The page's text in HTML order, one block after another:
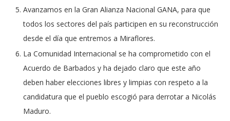
Avanzamos en la Gran Alianza Nacional GANA, para que
todos los sectores del país participen en su reconstrucción
desde el día que entremos a Miraflores.
La Comunidad Internacional se ha comprometido con el
Acuerdo de Barbados y ha dejado claro que este año
deben haber elecciones libres y limpias con respeto a la
candidatura que el pueblo escogió para derrotar a Nicolás
Maduro.